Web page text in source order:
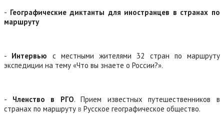
- Географические диктанты для иностранцев в странах по
маршруту
- Интервью с местными жителями 32 стран по маршруту
экспедиции на тему «Что вы знаете о России?».
- Членство в РГО. Прием известных путешественников в
странах по маршруту в Русское географическое общество.